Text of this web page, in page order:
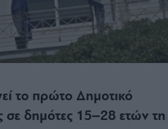
το πρώτο Δημοτικό
σε δημότες 15–28 ετών τη